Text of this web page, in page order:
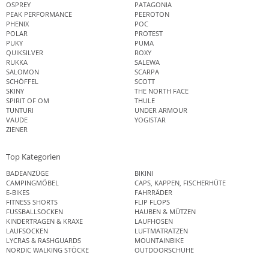
OSPREY
PATAGONIA
PEAK PERFORMANCE
PEEROTON
PHENIX
POC
POLAR
PROTEST
PUKY
PUMA
QUIKSILVER
ROXY
RUKKA
SALEWA
SALOMON
SCARPA
SCHÖFFEL
SCOTT
SKINY
THE NORTH FACE
SPIRIT OF OM
THULE
TUNTURI
UNDER ARMOUR
VAUDE
YOGISTAR
ZIENER
Top Kategorien
BADEANZÜGE
BIKINI
CAMPINGMÖBEL
CAPS, KAPPEN, FISCHERHÜTE
E-BIKES
FAHRRÄDER
FITNESS SHORTS
FLIP FLOPS
FUSSBALLSOCKEN
HAUBEN & MÜTZEN
KINDERTRAGEN & KRAXE
LAUFHOSEN
LAUFSOCKEN
LUFTMATRATZEN
LYCRAS & RASHGUARDS
MOUNTAINBIKE
NORDIC WALKING STÖCKE
OUTDOORSCHUHE